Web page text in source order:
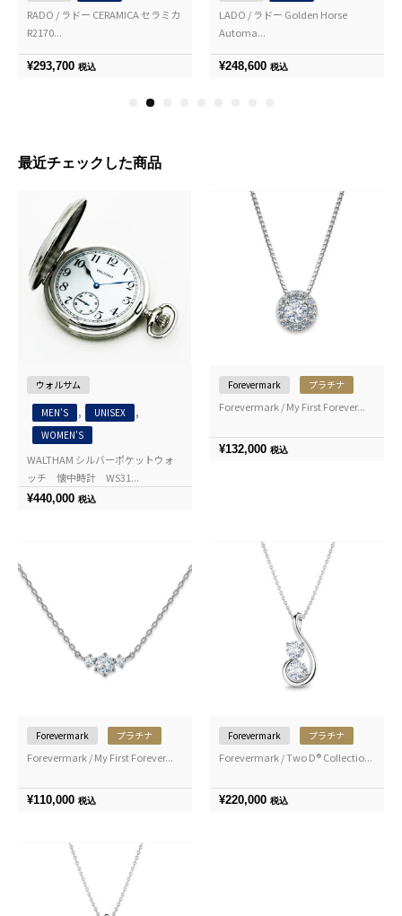
RADO / ラドー CERAMICA セラミカ
R2170...
¥293,700 税込
LADO / ラドー Golden Horse
Automa...
¥248,600 税込
5
最近チェックした商品
ウォルサム
MEN'S , UNISEX ,
WOMEN'S
WALTHAM シルバーポケットウォ
ッチ 懐中時計 WS31...
¥440,000 税込
Forevermark プラチナ
Forevermark / My First Forever...
¥132,000 税込
Forevermark プラチナ
Forevermark / My First Forever...
¥110,000 税込
Forevermark プラチナ
Forevermark / Two D® Collectio...
¥220,000 税込